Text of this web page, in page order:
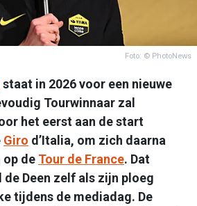
Foto: © PhotoNews
staat in 2026 voor een nieuwe
Tourwinnaar zal
het eerst aan de start
Giro d’Italia, om zich daarna
op de Tour de France. Dat
Deen zelf als zijn ploeg
tijdens de mediadag. De